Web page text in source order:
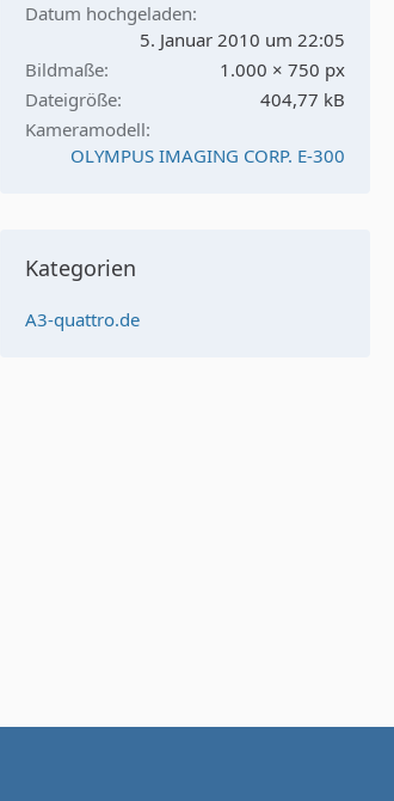
Datum hochgeladen
5. Januar 2010 um 22:05
Bildmaße
1.000 × 750 px
Dateigröße
404,77 kB
Kameramodell
OLYMPUS IMAGING CORP. E-300
Kategorien
A3-quattro.de